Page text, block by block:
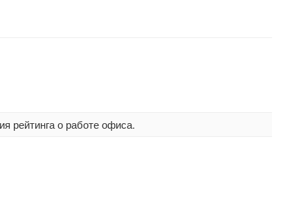
рейтинга о работе офиса.